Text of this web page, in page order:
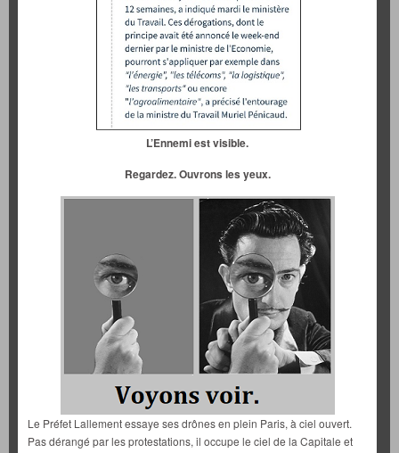
L’Ennemi est visible.
Regardez. Ouvrons les yeux.
Le Préfet Lallement essaye ses drônes en plein Paris, à ciel ouvert.
Pas dérangé par les protestations, il occupe le ciel de la Capitale et